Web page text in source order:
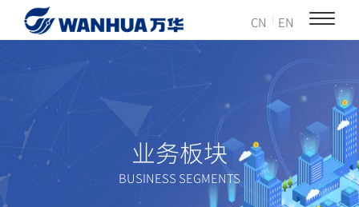
CN EN
业务板块
BUSINESS SEGMENTS